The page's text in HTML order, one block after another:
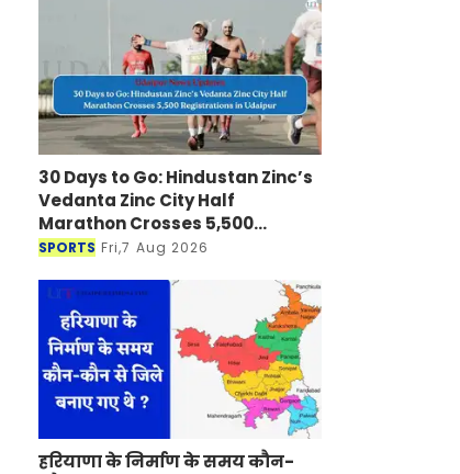
30 Days to Go: Hindustan Zinc’s
Vedanta Zinc City Half
Marathon Crosses 5,500
Registrations in Udaipur
SPORTS Fri,7 Aug 2026
हरियाणा के निर्माण के समय कौन-